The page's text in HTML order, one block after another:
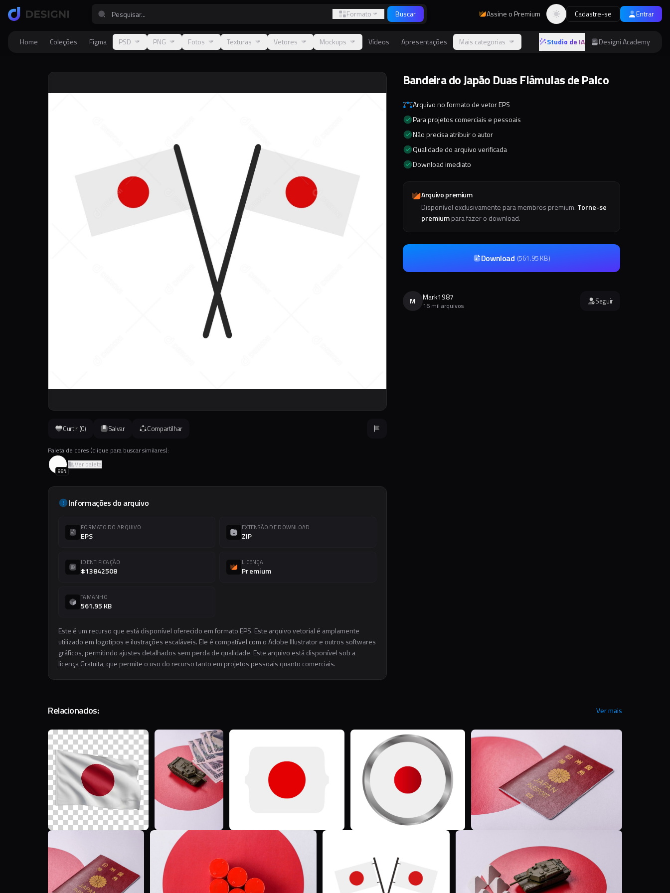
Formato Buscar Assine o Premium Alternar tema
Cadastre-se Entrar
Home Coleções Figma PSD PNG Fotos Texturas Vetores Mockups Vídeos Apresentações Mais categorias Studio de IA Designi Academy
Curtir (0) Salvar Compartilhar
Paleta de cores (clique para buscar similares):
98%
Ver paleta
Informações do arquivo
FORMATO DO ARQUIVO
EPS
EXTENSÃO DE DOWNLOAD
ZIP
IDENTIFICAÇÃO
#13842508
LICENÇA
Premium
TAMANHO
561.95 KB
Este é um recurso que está disponível oferecido em formato EPS. Este arquivo vetorial é amplamente
utilizado em logotipos e ilustrações escaláveis. Ele é compatível com o Adobe Illustrator e outros softwares
gráficos, permitindo ajustes detalhados sem perda de qualidade. Este arquivo está disponível sob a
licença Gratuita, que permite o uso do recurso tanto em projetos pessoais quanto comerciais.
Bandeira do Japão Duas Flâmulas de Palco
Arquivo no formato de vetor EPS
Para projetos comerciais e pessoais
Não precisa atribuir o autor
Qualidade do arquivo verificada
Download imediato
Arquivo premium
Disponível exclusivamente para membros premium. Torne-se
premiumpara fazer o download.
Download (561.95 KB)
M Mark1987
16 mil arquivos Seguir
Relacionados: Ver mais
I T